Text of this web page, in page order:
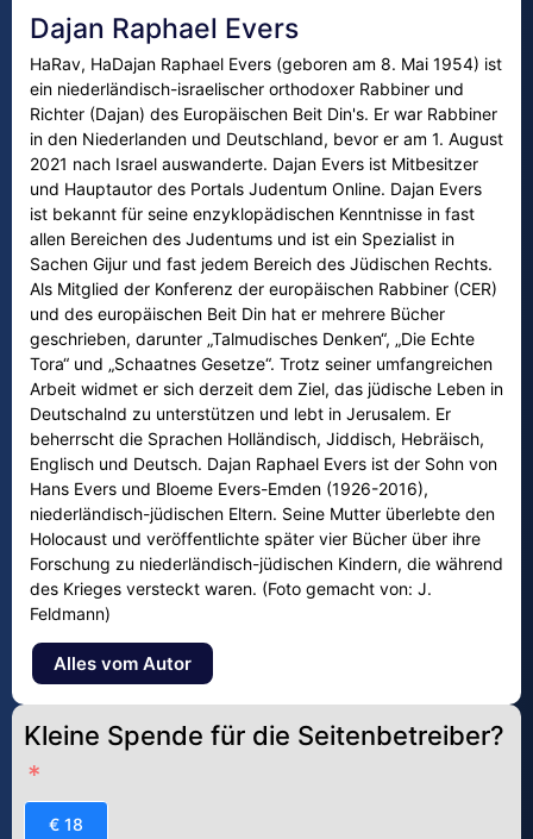
Dajan Raphael Evers
HaRav, HaDajan Raphael Evers (geboren am 8. Mai 1954) ist
ein niederländisch-israelischer orthodoxer Rabbiner und
Richter (Dajan) des Europäischen Beit Din's. Er war Rabbiner
in den Niederlanden und Deutschland, bevor er am 1. August
2021 nach Israel auswanderte. Dajan Evers ist Mitbesitzer
und Hauptautor des Portals Judentum Online. Dajan Evers
ist bekannt für seine enzyklopädischen Kenntnisse in fast
allen Bereichen des Judentums und ist ein Spezialist in
Sachen Gijur und fast jedem Bereich des Jüdischen Rechts.
Als Mitglied der Konferenz der europäischen Rabbiner (CER)
und des europäischen Beit Din hat er mehrere Bücher
geschrieben, darunter „Talmudisches Denken“, „Die Echte
Tora“ und „Schaatnes Gesetze“. Trotz seiner umfangreichen
Arbeit widmet er sich derzeit dem Ziel, das jüdische Leben in
Deutschalnd zu unterstützen und lebt in Jerusalem. Er
beherrscht die Sprachen Holländisch, Jiddisch, Hebräisch,
Englisch und Deutsch. Dajan Raphael Evers ist der Sohn von
Hans Evers und Bloeme Evers-Emden (1926-2016),
niederländisch-jüdischen Eltern. Seine Mutter überlebte den
Holocaust und veröffentlichte später vier Bücher über ihre
Forschung zu niederländisch-jüdischen Kindern, die während
des Krieges versteckt waren. (Foto gemacht von: J.
Feldmann)
Alles vom Autor
Kleine Spende für die Seitenbetreiber?
€ 18